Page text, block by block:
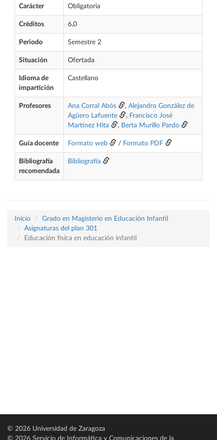
Carácter Obligatoria
Créditos 6,0
Periodo Semestre 2
Situación Ofertada
Idioma de
impartición
Castellano
Profesores Ana Corral Abós , Alejandro González de
Agüero Lafuente
, Francisco José
Martínez Hita
, Berta Murillo Pardo
Guía docente Formato web / Formato PDF
Bibliografía
recomendada
Bibliografía
Inicio
Grado en Magisterio en Educación Infantil
Asignaturas del plan 301
Educación física en educación infantil
© 2026 Universidad de Zaragoza
© 2026 Servicio de Informática y Comunicaciones de la